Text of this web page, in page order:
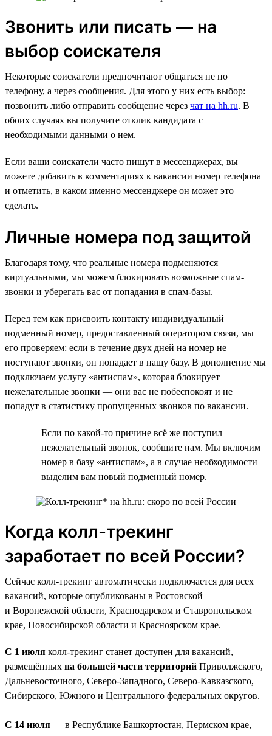
Звонить или писать — на
выбор соискателя
Некоторые соискатели предпочитают общаться не по
телефону, а через сообщения. Для этого у них есть выбор:
позвонить либо отправить сообщение через чат на hh.ru. В
обоих случаях вы получите отклик кандидата с
необходимыми данными о нем.
Если ваши соискатели часто пишут в мессенджерах, вы
можете добавить в комментариях к вакансии номер телефона
и отметить, в каком именно мессенджере он может это
сделать.
Личные номера под защитой
Благодаря тому, что реальные номера подменяются
виртуальными, мы можем блокировать возможные спам-
звонки и уберегать вас от попадания в спам-базы.
Перед тем как присвоить контакту индивидуальный
подменный номер, предоставленный оператором связи, мы
его проверяем: если в течение двух дней на номер не
поступают звонки, он попадает в нашу базу. В дополнение мы
подключаем услугу «антиспам», которая блокирует
нежелательные звонки — они вас не побеспокоят и не
попадут в статистику пропущенных звонков по вакансии.
Если по какой-то причине всё же поступил
нежелательный звонок, сообщите нам. Мы включим
номер в базу «антиспам», а в случае необходимости
выделим вам новый подменный номер.
Когда колл-трекинг
заработает по всей России?
Сейчас колл-трекинг автоматически подключается для всех
вакансий, которые опубликованы в Ростовской
и Воронежской области, Краснодарском и Ставропольском
крае, Новосибирской области и Красноярском крае.
С 1 июля колл-трекинг станет доступен для вакансий,
размещённых на большей части территорий Приволжского,
Дальневосточного, Северо-Западного, Северо-Кавказского,
Сибирского, Южного и Центрального федеральных округов.
С 14 июля — в Республике Башкортостан, Пермском крае,